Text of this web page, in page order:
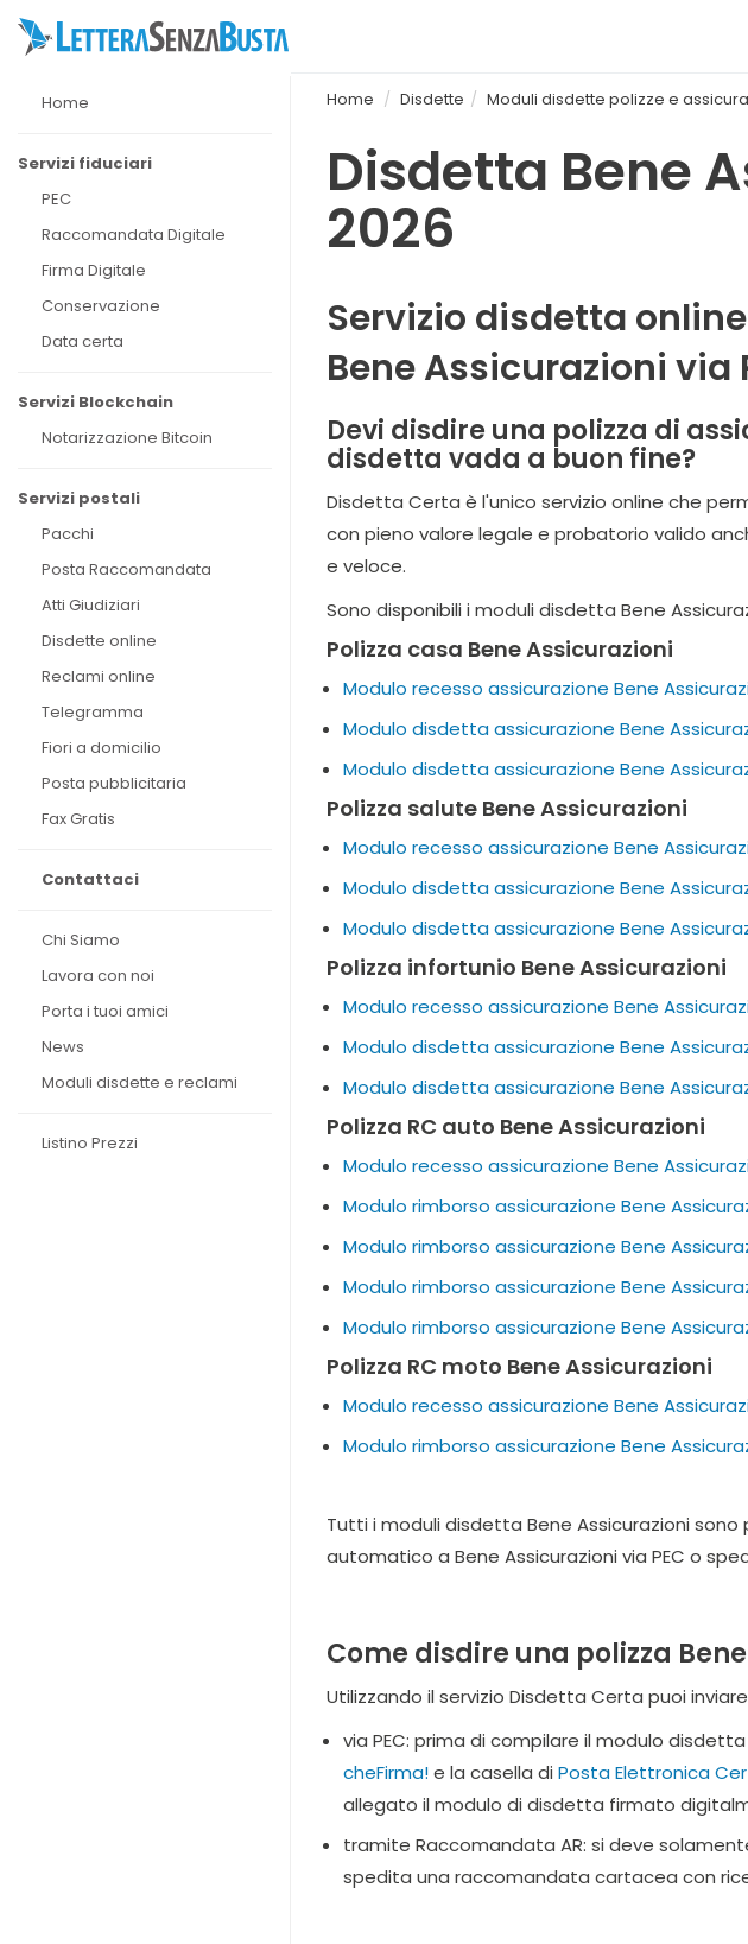
Home
Servizi fiduciari
PEC
Raccomandata Digitale
Firma Digitale
Conservazione
Data certa
Servizi Blockchain
Notarizzazione Bitcoin
Servizi postali
Pacchi
Posta Raccomandata
Atti Giudiziari
Disdette online
Reclami online
Telegramma
Fiori a domicilio
Posta pubblicitaria
Fax Gratis
Contattaci
Chi Siamo
Lavora con noi
Porta i tuoi amici
News
Moduli disdette e reclami
Listino Prezzi
Home Disdette Moduli disdette polizze e
Disdetta Bene
2026
Servizio disdetta
Bene Assicurazioni via
Devi disdire una polizza di
disdetta vada a buon fine?
Disdetta Certa è l'unico servizio online che
con pieno valore legale e probatorio valido
e veloce.
Sono disponibili i moduli disdetta Bene
Polizza casa Bene Assicurazioni
Modulo recesso assicurazione Bene
Modulo disdetta assicurazione Bene
Modulo disdetta assicurazione Bene
Polizza salute Bene Assicurazioni
Modulo recesso assicurazione Bene
Modulo disdetta assicurazione Bene
Modulo disdetta assicurazione Bene
Polizza infortunio Bene Assicurazioni
Modulo recesso assicurazione Bene
Modulo disdetta assicurazione Bene
Modulo disdetta assicurazione Bene
Polizza RC auto Bene Assicurazioni
Modulo recesso assicurazione Bene
Modulo rimborso assicurazione Bene
Modulo rimborso assicurazione Bene
Modulo rimborso assicurazione Bene
Modulo rimborso assicurazione Bene
Polizza RC moto Bene Assicurazioni
Modulo recesso assicurazione Bene
Modulo rimborso assicurazione Bene
Tutti i moduli disdetta Bene Assicurazioni
automatico a Bene Assicurazioni via PEC o
Come disdire una polizza
Utilizzando il servizio Disdetta Certa puoi
via PEC: prima di compilare il modulo
cheFirma!e la casella di Posta Elettronica
allegato il modulo di disdetta firmato
tramite Raccomandata AR: si deve
spedita una raccomandata cartacea con